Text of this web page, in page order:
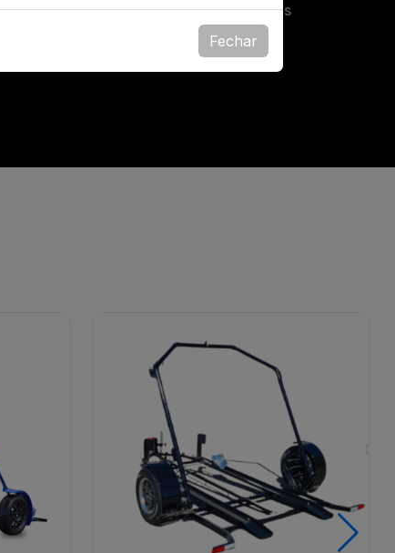
Fechar
Países Atendidos